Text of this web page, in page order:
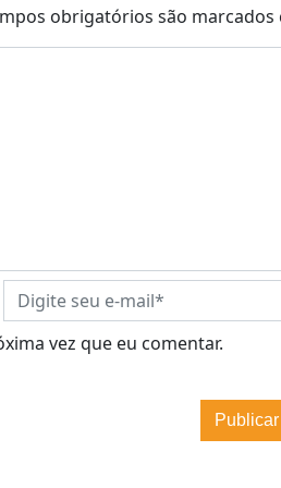
obrigatórios são marcados
vez que eu comentar.